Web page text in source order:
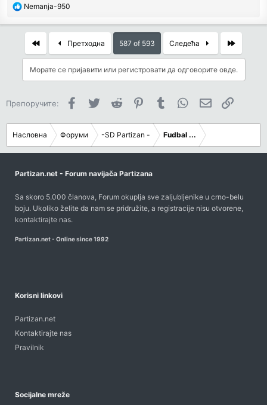
R
a
i
:
Nemanja-950
First Претходна 587 of 593 Следећа Last
Морате се пријавити или регистровати да одговорите овде.
Препоручите: FacebookTwitter Reddit PinterestTumblr WhatsApp
Имејл
Насловна Форуми -SD Partizan - Fudbal ...
Partizan.net - Forum navijača Partizana
Sa skoro 5.000 članova, Forum okuplja sve zaljubljenike u crno-belu
boju. Ukoliko želite da nam se pridružite, a registracije nisu otvorene,
kontaktirajte nas.
Partizan.net - Online since 1992
Korisni linkovi
Partizan.net
Kontaktirajte nas
Pravilnik
Socijalne mreže